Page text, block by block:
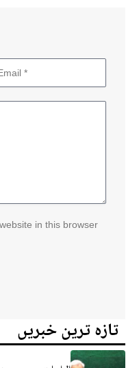
in this browser
تازہ ترین خبریں